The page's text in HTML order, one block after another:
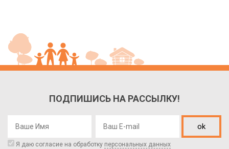
ПОДПИШИСЬ НА РАССЫЛКУ!
ok
Я даю согласие на обработку персональных данных